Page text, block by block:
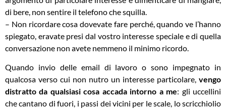
di bere, non sentire il telefono che squilla.
– Non ricordare cosa dovevate fare perché, quando ve l’hanno
spiegato, eravate presi dal vostro interesse speciale e di quella
conversazione non avete nemmeno il minimo ricordo.
Quando invio delle email di lavoro o sono impegnato in
qualcosa verso cui non nutro un interesse particolare, vengo
distratto da qualsiasi cosa accada intorno a me: gli uccellini
che cantano di fuori, i passi dei vicini per le scale, lo scricchiolio